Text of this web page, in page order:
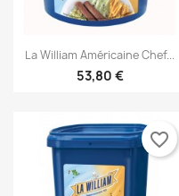
Aperçu rapide
La William Américaine Chef...
53,80 €
favorite_border